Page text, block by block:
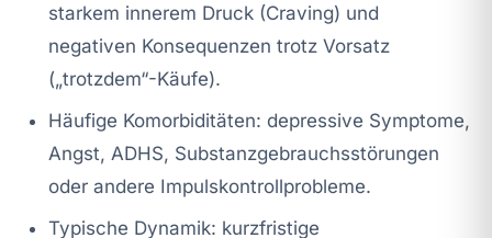
starkem innerem Druck (Craving) und
negativen Konsequenzen trotz Vorsatz
(„trotzdem“-Käufe).
Häufige Komorbiditäten: depressive Symptome,
Angst, ADHS, Substanzgebrauchsstörungen
oder andere Impulskontrollprobleme.
Typische Dynamik: kurzfristige